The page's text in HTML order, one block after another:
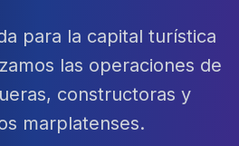
para la capital turística
las operaciones de
constructoras y
marplatenses.